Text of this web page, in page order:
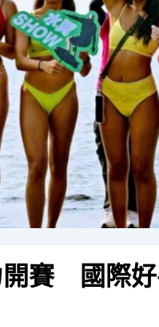
賽 國際